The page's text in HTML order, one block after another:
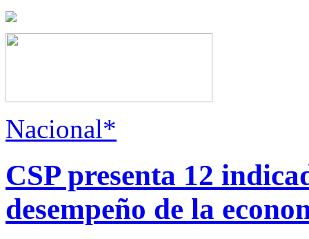
Nacional*
CSP presenta 12
desempeño de la